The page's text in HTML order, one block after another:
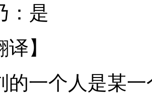
是
】
个人是某一